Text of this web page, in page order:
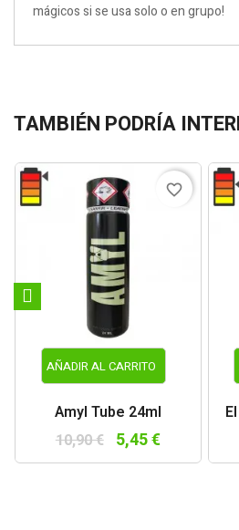
mágicos si se usa solo o en grupo!
TAMBIÉN PODRÍA
AÑADIR AL CARRITO
Amyl Tube 24ml
10,90 € 5,45 €
favorite_border